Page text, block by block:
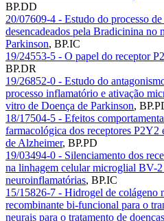
BP.DD
20/07609-4 - Estudo do processo
desencadeados pela Bradicinina no
Parkinson, BP.IC
19/24553-5 - O papel do receptor
BP.DR
19/26852-0 - Estudo do
processo inflamatório e ativação
vitro de Doença de Parkinson,
18/17504-5 - Efeitos
farmacológica dos receptores P2Y2
de Alzheimer, BP.PD
19/03494-0 - Silenciamento dos
na linhagem celular microglial BV-2
neuroinflamatórias, BP.IC
15/15826-7 - Hidrogel de colágeno
recombinante bi-funcional para o
neurais para o tratamento de